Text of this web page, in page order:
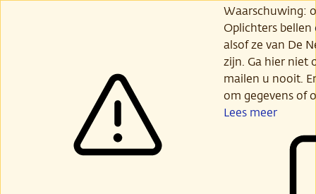
Waarschuwing:
Oplichters
alsof ze van De
zijn. Ga hier niet
mailen u nooit.
om gegevens of
Lees meer